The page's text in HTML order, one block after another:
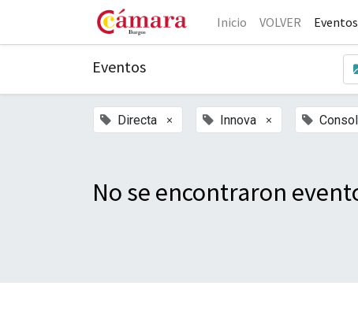
Inicio VOLVER Eventos
Eventos
Directa × Innova ×
No se encontraron